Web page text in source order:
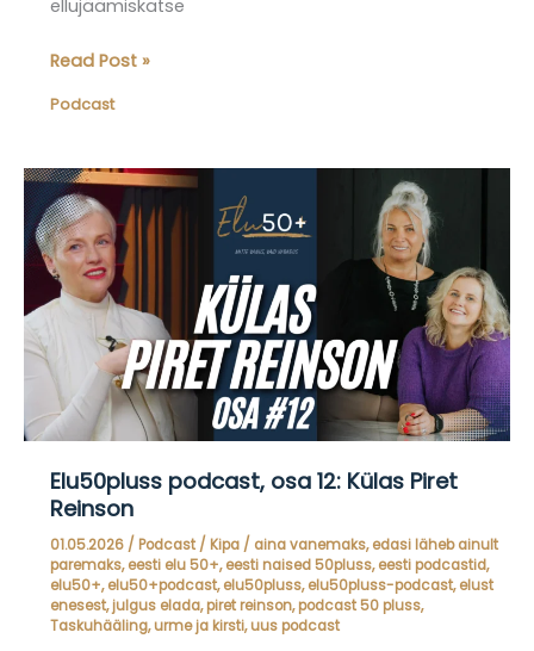
ellujäämiskatse
Elu50pluss
osa
Mitte
midagi
pole
selga
panna
Read Post »
Podcast
Elu50pluss podcast, osa 12: Külas Piret
Reinson
01.05.2026 / Podcast/ Kipa / aina vanemaks,edasi läheb ainult
paremaks,eesti elu 50+,eesti naised 50pluss,eesti podcastid,
elu50+,elu50+podcast,elu50pluss,elu50pluss-podcast,elust
enesest,julgus elada,piret reinson,podcast 50 pluss,
Taskuhääling,urme ja kirsti,uus podcast